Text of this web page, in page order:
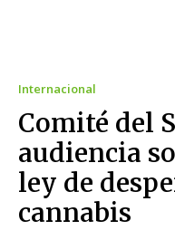
Internacional
Comité del
audiencia
ley de
cannabis